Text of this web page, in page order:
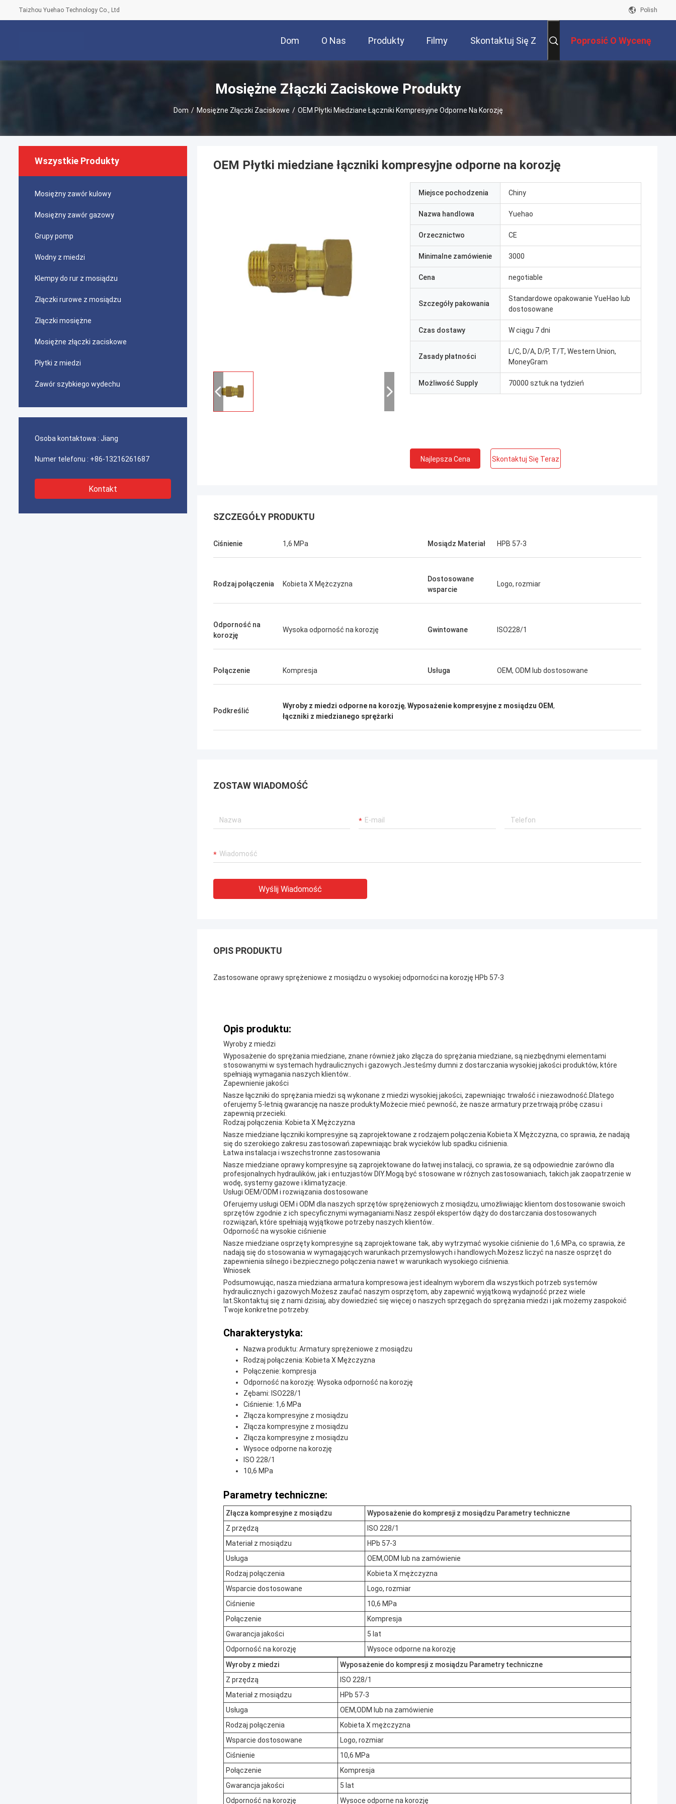
Taizhou Yuehao Technology Co., Ltd Polish
Dom O Nas Produkty Filmy Skontaktuj Się Z Poprosić O Wycenę
Mosiężne Złączki Zaciskowe Produkty
Dom / Mosiężne Złączki Zaciskowe / OEM Płytki Miedziane Łączniki Kompresyjne Odporne Na Korozję
Wszystkie Produkty
Mosiężny zawór kulowy
Mosiężny zawór gazowy
Grupy pomp
Wodny z miedzi
Klempy do rur z mosiądzu
Złączki rurowe z mosiądzu
Złączki mosiężne
Mosiężne złączki zaciskowe
Płytki z miedzi
Zawór szybkiego wydechu
Osoba kontaktowa : Jiang
Numer telefonu : +86-13216261687
Kontakt
OEM Płytki miedziane łączniki kompresyjne odporne na korozję
Miejsce pochodzenia Chiny
Nazwa handlowa Yuehao
Orzecznictwo CE
Minimalne zamówienie 3000
Cena negotiable
Szczegóły pakowania
Standardowe opakowanie YueHao lub
dostosowane
Czas dostawy W ciągu 7 dni
Zasady płatności
L/C, D/A, D/P, T/T, Western Union,
MoneyGram
Możliwość Supply 70000 sztuk na tydzień
Najlepsza Cena Skontaktuj Się Teraz
SZCZEGÓŁY PRODUKTU
Ciśnienie 1,6 MPa Mosiądz Materiał HPB 57-3
Rodzaj połączenia Kobieta X Mężczyzna
Dostosowane
wsparcie
Logo, rozmiar
Odporność na
korozję
Wysoka odporność na korozję Gwintowane ISO228/1
Połączenie Kompresja Usługa OEM, ODM lub dostosowane
Podkreślić
Wyroby z miedzi odporne na korozję, Wyposażenie kompresyjne z mosiądzu OEM,
łączniki z miedzianego sprężarki
ZOSTAW WIADOMOŚĆ
Wyślij Wiadomość
OPIS PRODUKTU
Zastosowane oprawy sprężeniowe z mosiądzu o wysokiej odporności na korozję HPb 57-3
Opis produktu:
Wyroby z miedzi
Wyposażenie do sprężania miedziane, znane również jako złącza do sprężania miedziane, są niezbędnymi elementami
stosowanymi w systemach hydraulicznych i gazowych.Jesteśmy dumni z dostarczania wysokiej jakości produktów, które
spełniają wymagania naszych klientów..
Zapewnienie jakości
Nasze łączniki do sprężania miedzi są wykonane z miedzi wysokiej jakości, zapewniając trwałość i niezawodność.Dlatego
oferujemy 5-letnią gwarancję na nasze produkty.Możecie mieć pewność, że nasze armatury przetrwają próbę czasu i
zapewnią przecieki.
Rodzaj połączenia: Kobieta X Mężczyzna
Nasze miedziane łączniki kompresyjne są zaprojektowane z rodzajem połączenia Kobieta X Mężczyzna, co sprawia, że nadają
się do szerokiego zakresu zastosowań.zapewniając brak wycieków lub spadku ciśnienia.
Łatwa instalacja i wszechstronne zastosowania
Nasze miedziane oprawy kompresyjne są zaprojektowane do łatwej instalacji, co sprawia, że są odpowiednie zarówno dla
profesjonalnych hydraulików, jak i entuzjastów DIY.Mogą być stosowane w różnych zastosowaniach, takich jak zaopatrzenie w
wodę, systemy gazowe i klimatyzacje.
Usługi OEM/ODM i rozwiązania dostosowane
Oferujemy usługi OEM i ODM dla naszych sprzętów sprężeniowych z mosiądzu, umożliwiając klientom dostosowanie swoich
sprzętów zgodnie z ich specyficznymi wymaganiami.Nasz zespół ekspertów dąży do dostarczania dostosowanych
rozwiązań, które spełniają wyjątkowe potrzeby naszych klientów..
Odporność na wysokie ciśnienie
Nasze miedziane osprzęty kompresyjne są zaprojektowane tak, aby wytrzymać wysokie ciśnienie do 1,6 MPa, co sprawia, że
nadają się do stosowania w wymagających warunkach przemysłowych i handlowych.Możesz liczyć na nasze osprzęt do
zapewnienia silnego i bezpiecznego połączenia nawet w warunkach wysokiego ciśnienia.
Wniosek
Podsumowując, nasza miedziana armatura kompresowa jest idealnym wyborem dla wszystkich potrzeb systemów
hydraulicznych i gazowych.Możesz zaufać naszym osprzętom, aby zapewnić wyjątkową wydajność przez wiele
lat.Skontaktuj się z nami dzisiaj, aby dowiedzieć się więcej o naszych sprzęgach do sprężania miedzi i jak możemy zaspokoić
Twoje konkretne potrzeby.
Charakterystyka:
Nazwa produktu: Armatury sprężeniowe z mosiądzu
Rodzaj połączenia: Kobieta X Mężczyzna
Połączenie: kompresja
Odporność na korozję: Wysoka odporność na korozję
Zębami: ISO228/1
Ciśnienie: 1,6 MPa
Złącza kompresyjne z mosiądzu
Złącza kompresyjne z mosiądzu
Złącza kompresyjne z mosiądzu
Wysoce odporne na korozję
ISO 228/1
10,6 MPa
Parametry techniczne:
Złącza kompresyjne z mosiądzu
Wyposażenie do kompresji z mosiądzu Parametry techniczne
Z przędzą
ISO 228/1
Materiał z mosiądzu
HPb 57-3
Usługa
OEM,ODM lub na zamówienie
Rodzaj połączenia
Kobieta X mężczyzna
Wsparcie dostosowane
Logo, rozmiar
Ciśnienie
10,6 MPa
Połączenie
Kompresja
Gwarancja jakości
5 lat
Odporność na korozję
Wysoce odporne na korozję
Wyroby z miedzi
Wyposażenie do kompresji z mosiądzu Parametry techniczne
Z przędzą
ISO 228/1
Materiał z mosiądzu
HPb 57-3
Usługa
OEM,ODM lub na zamówienie
Rodzaj połączenia
Kobieta X mężczyzna
Wsparcie dostosowane
Logo, rozmiar
Ciśnienie
10,6 MPa
Połączenie
Kompresja
Gwarancja jakości
5 lat
Odporność na korozję
Wysoce odporne na korozję